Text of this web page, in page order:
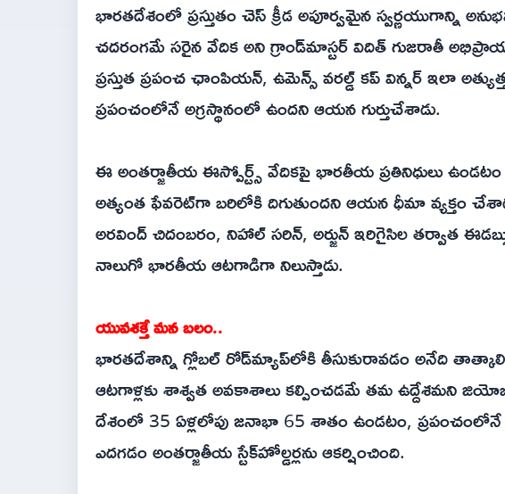
భారతదేశంలో ప్రస్తుతం చెస్ క్రీడ అపూర్వమైన స్వర్ణయుగాన్ని
చదరంగమే సరైన వేదిక అని గ్రాండ్‌మాస్టర్ విదిత్ గుజరాతీ
ప్రస్తుత ప్రపంచ ఛాంపియన్, ఉమెన్స్ వరల్డ్ కప్ విన్నర్ ఇలా
ప్రపంచంలోనే అగ్రస్థానంలో ఉందని ఆయన గుర్తుచేశాడు.
ఈ అంతర్జాతీయ ఈస్పోర్ట్స్ వేదికపై భారతీయ ప్రతినిధులు
అత్యంత ఫేవరెట్‌గా బరిలోకి దిగుతుందని ఆయన ధీమా వ్యక్తం
అరవింద్ చిదంబరం, నిహాల్ సరిన్, అర్జున్ ఇరిగైసిల తర్వాత
నాలుగో భారతీయ ఆటగాడిగా నిలుస్తాడు.
యువశక్తే మన బలం..
భారతదేశాన్ని గ్లోబల్ రోడ్‌మ్యాప్‌లోకి తీసుకురావడం అనేది
ఆటగాళ్లకు శాశ్వత అవకాశాలు కల్పించడమే తమ ఉద్దేశమని
దేశంలో 35 ఏళ్లలోపు జనాభా 65 శాతం ఉండటం,
ఎదగడం అంతర్జాతీయ స్టేక్‌హోల్డర్లను ఆకర్షించింది.